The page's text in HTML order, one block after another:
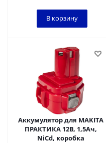
В корзину
Аккумулятор для MAKITA
ПРАКТИКА 12В, 1,5Ач,
NiCd, коробка